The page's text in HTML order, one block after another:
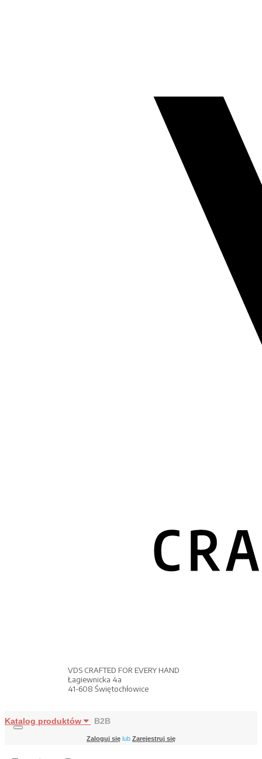
VDS CRAFTED FOR EVERY HAND
Łagiewnicka 4a
41-608 Świętochłowice
Katalog produktów B2B
Zaloguj się lub Zarejestruj się